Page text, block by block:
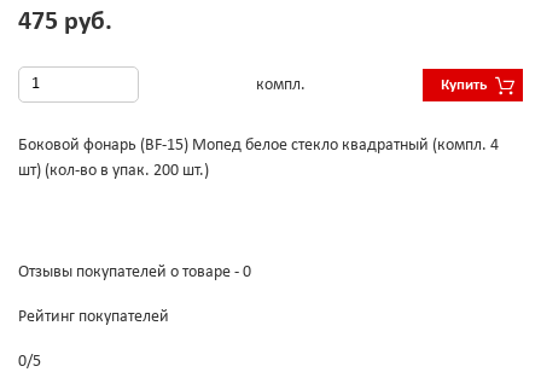
475 руб.
компл. Купить
Боковой фонарь (BF-15) Мопед белое стекло квадратный (компл. 4
шт) (кол-во в упак. 200 шт.)
Отзывы покупателей о товаре - 0
Рейтинг покупателей
0/5